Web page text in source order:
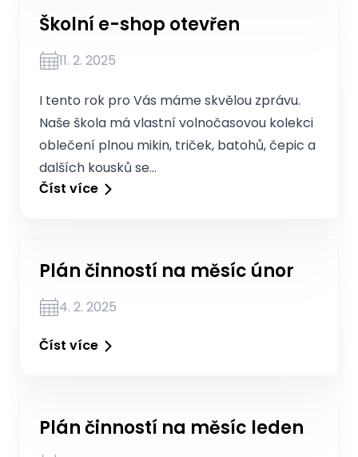
Školní e-shop otevřen
11. 2. 2025
I tento rok pro Vás máme skvělou zprávu.
Naše škola má vlastní volnočasovou kolekci
oblečení plnou mikin, triček, batohů, čepic a
dalších kousků se…
Číst více
Plán činností na měsíc únor
4. 2. 2025
Číst více
Plán činností na měsíc leden